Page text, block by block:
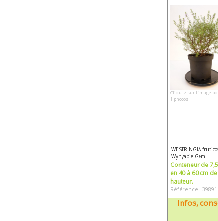
Cliquez sur l'image
1 photos
WESTRINGIA
Wynyabie Gem
Conteneur de
en 40 à 60 cm de
hauteur.
Référence :
Infos,